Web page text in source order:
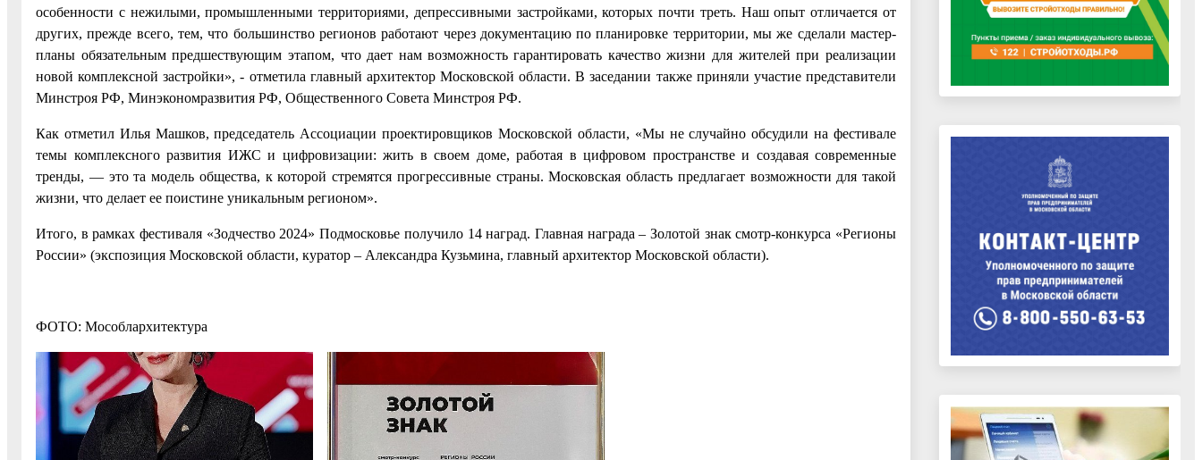
особенности с нежилыми, промышленными территориями, депрессивными застройками, которых почти треть. Наш опыт отличается от
других, прежде всего, тем, что большинство регионов работают через документацию по планировке территории, мы же сделали мастер-
планы обязательным предшествующим этапом, что дает нам возможность гарантировать качество жизни для жителей при реализации
новой комплексной застройки», - отметила главный архитектор Московской области. В заседании также приняли участие представители
Минстроя РФ, Минэкономразвития РФ, Общественного Совета Минстроя РФ.
Как отметил Илья Машков, председатель Ассоциации проектировщиков Московской области, «Мы не случайно обсудили на фестивале
темы комплексного развития ИЖС и цифровизации: жить в своем доме, работая в цифровом пространстве и создавая современные
тренды, — это та модель общества, к которой стремятся прогрессивные страны. Московская область предлагает возможности для такой
жизни, что делает ее поистине уникальным регионом».
Итого, в рамках фестиваля «Зодчество 2024» Подмосковье получило 14 наград. Главная награда – Золотой знак смотр-конкурса «Регионы
России» (экспозиция Московской области, куратор – Александра Кузьмина, главный архитектор Московской области).
ФОТО: Мособлархитектура